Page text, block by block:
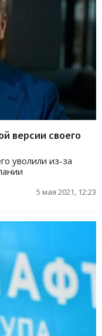
версии своего
уволили из-за
5 мая 2021, 12:23